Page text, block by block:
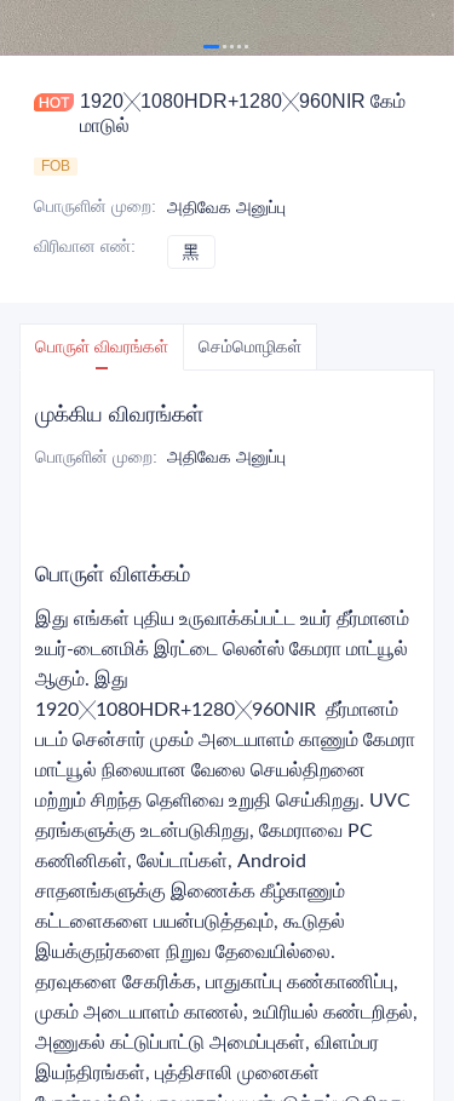
1920╳1080HDR+1280╳960NIR கேம்
மாடுல்
FOB
பொருளின் முறை:
அதிவேக அனுப்பு
விரிவான எண்: 黑
பொருள் விவரங்கள் செம்மொழிகள்
முக்கிய விவரங்கள்
பொருளின் முறை: அதிவேக அனுப்பு
பொருள் விளக்கம்
இது எங்கள் புதிய உருவாக்கப்பட்ட உயர் தீர்மானம்
உயர்-டைனமிக் இரட்டை லென்ஸ் கேமரா மாட்யூல்
ஆகும். இது
1920╳1080HDR+1280╳960NIR தீர்மானம்
படம் சென்சார் முகம் அடையாளம் காணும் கேமரா
மாட்யூல் நிலையான வேலை செயல்திறனை
மற்றும் சிறந்த தெளிவை உறுதி செய்கிறது. UVC
தரங்களுக்கு உடன்படுகிறது, கேமராவை PC
கணினிகள், லேப்டாப்கள், Android
சாதனங்களுக்கு இணைக்க கீழ்காணும்
கட்டளைகளை பயன்படுத்தவும், கூடுதல்
இயக்குநர்களை நிறுவ தேவையில்லை.
தரவுகளை சேகரிக்க, பாதுகாப்பு கண்காணிப்பு,
முகம் அடையாளம் காணல், உயிரியல் கண்டறிதல்,
அணுகல் கட்டுப்பாட்டு அமைப்புகள், விளம்பர
இயந்திரங்கள், புத்திசாலி முனைகள்